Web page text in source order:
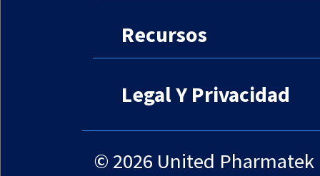
Lista De Clientes
Recursos
BASF&Colorcon
Legal Y Privacidad
Limitación De